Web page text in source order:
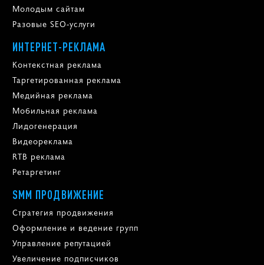
Молодым сайтам
Разовые SEO-услуги
ИНТЕРНЕТ-РЕКЛАМА
Контекстная реклама
Таргетированная реклама
Медийная реклама
Мобильная реклама
Лидогенерация
Видеореклама
RTB реклама
Ретаргетинг
SMM ПРОДВИЖЕНИЕ
Стратегия продвижения
Оформление и ведение групп
Управление репутацией
Увеличение подписчиков